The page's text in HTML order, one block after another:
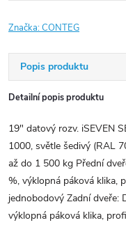
Značka:CONTEG
Popis produktu
Detailní popis produktu
19" datový rozv. iSEVEN
1000, světle šedivý (RAL
až do 1 500 kg Přední
%, výklopná páková klika,
jednobodový Zadní dveře:
výklopná páková klika,